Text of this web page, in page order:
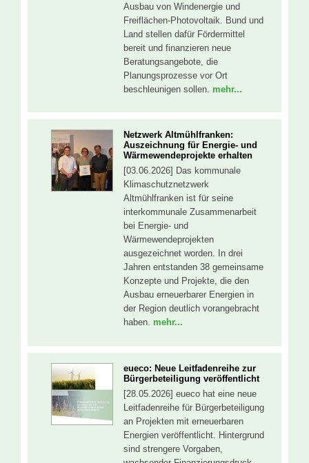
Ausbau von Windenergie und
Freiflächen-Photovoltaik. Bund und
Land stellen dafür Fördermittel
bereit und finanzieren neue
Beratungsangebote, die
Planungsprozesse vor Ort
beschleunigen sollen. mehr...
Netzwerk Altmühlfranken:
Auszeichnung für Energie- und
Wärmewendeprojekte erhalten
[03.06.2026] Das kommunale
Klimaschutznetzwerk
Altmühlfranken ist für seine
interkommunale Zusammenarbeit
bei Energie- und
Wärmewendeprojekten
ausgezeichnet worden. In drei
Jahren entstanden 38 gemeinsame
Konzepte und Projekte, die den
Ausbau erneuerbarer Energien in
der Region deutlich vorangebracht
haben. mehr...
eueco: Neue Leitfadenreihe zur
Bürgerbeteiligung veröffentlicht
[28.05.2026] eueco hat eine neue
Leitfadenreihe für Bürgerbeteiligung
an Projekten mit erneuerbaren
Energien veröffentlicht. Hintergrund
sind strengere Vorgaben,